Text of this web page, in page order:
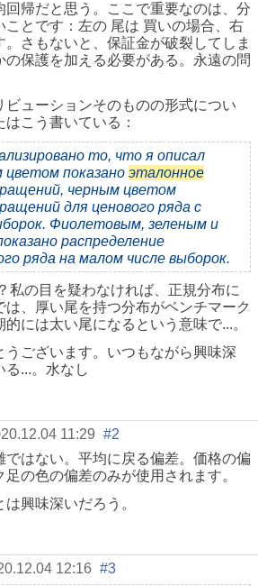
回帰だと思う。ここで重要なのは、分
とです： 左の 尾は 買いの場合、右
さもないと、保証金が破裂してしま
の保護を加える必要がある。永遠の問
ビューションそのものの形式につい
こう書いている：
то, что я описал
показано эталонное
черным цветом
для ценового ряда с
Фиолетовым, зеленым и
распределение
ряда на малом числе выборок.
私の目を疑わなければ、正規分布に
は、厚い尾を持つ分布がベンチマーク
には太い尾になるという意味で...。
うございます。いつもながら興味深
る...。水なし
11:29 #2
ではない。平均に戻る偏差。価格の偏
の色の偏差のみが使用されます。
興味深いだろう。
12:16 #3